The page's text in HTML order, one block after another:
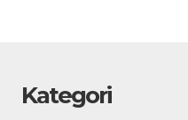
Kategori